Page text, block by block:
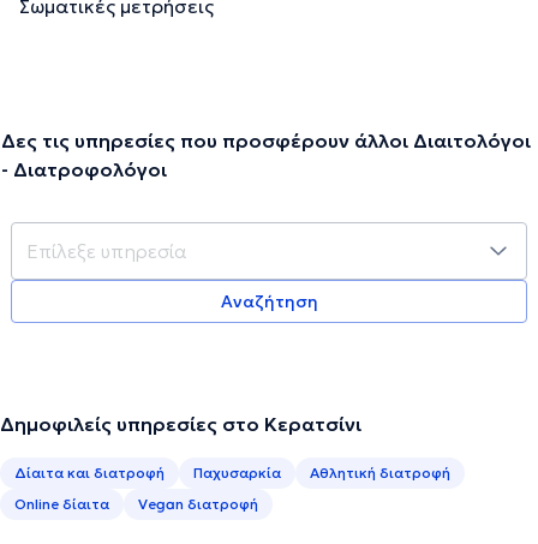
Σωματικές μετρήσεις
Δες τις υπηρεσίες που προσφέρουν άλλοι Διαιτολόγοι
- Διατροφολόγοι
Αναζήτηση
Δημοφιλείς υπηρεσίες στο Κερατσίνι
Δίαιτα και διατροφή Παχυσαρκία
Αθλητική διατροφή
Online δίαιτα
Vegan διατροφή